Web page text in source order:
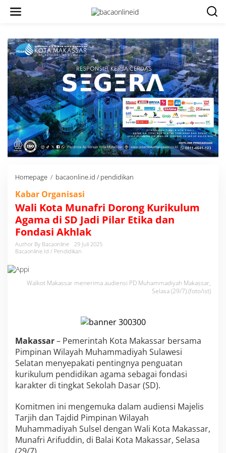
Homepage / bacaonline.id / pendidikan
i
K
o
f
o
o
n
g
K
u
r
k
l
u
m
Kabar Organisasi
Wali Kota Munafri Dorong Kurikulum
Agama di SD Jadi Pilar Etika dan
Fondasi Akhlak
Author By Bacaonline
29 Juli 2025
Bacaonline.id / Pendidikan
Walkot Makassar menerima audiensi PD Muhammadiyah Makassar,
Selasa (29/7).(foto/ist)
Makassar– Pemerintah Kota Makassar bersama
Pimpinan Wilayah Muhammadiyah Sulawesi
Selatan menyepakati pentingnya penguatan
kurikulum pendidikan agama sebagai fondasi
karakter di tingkat Sekolah Dasar (SD).
Komitmen ini mengemuka dalam audiensi Majelis
Tarjih dan Tajdid Pimpinan Wilayah
Muhammadiyah Sulsel dengan Wali Kota Makassar,
Munafri Arifuddin, di Balai Kota Makassar, Selasa